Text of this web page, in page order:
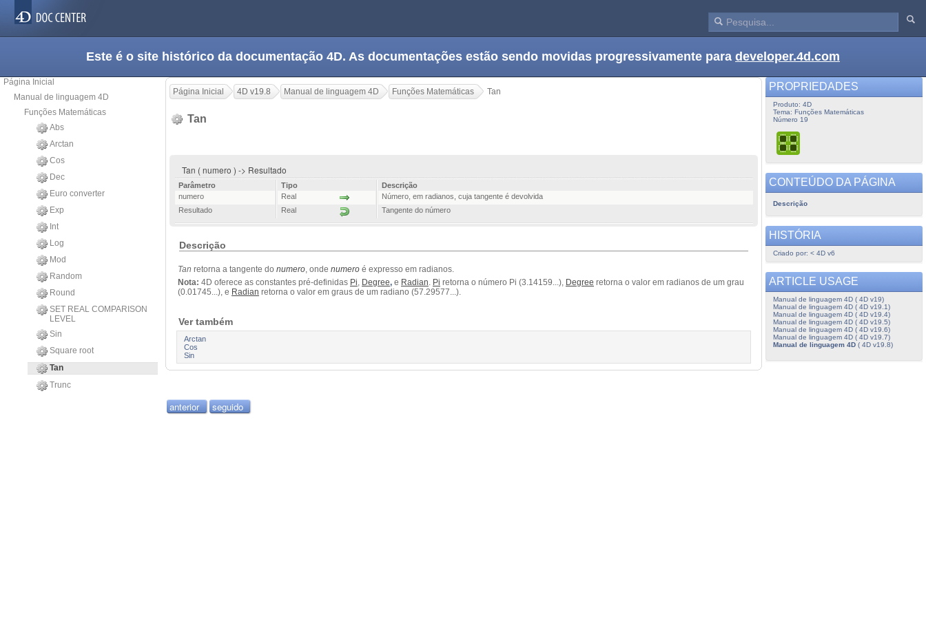
Este é o site histórico da documentação 4D. As documentações estão sendo movidas progressivamente para developer.4d.com
Página Inicial
Manual de linguagem 4D
Funções Matemáticas
Abs
Arctan
Cos
Dec
Euro converter
Exp
Int
Log
Mod
Random
Round
SET REAL COMPARISON
LEVEL
Sin
Square root
Tan
Trunc
Página Inicial 4D v19.8 Manual de linguagem 4D Funções Matemáticas Tan
Tan
Tan ( numero ) -> Resultado
Parâmetro Tipo
Descrição
numero
Real
Número, em radianos, cuja tangente é devolvida
Resultado
Real Tangente do número
Descrição
Tan retorna a tangente do numero, onde numero é expresso em radianos.
Nota: 4D oferece as constantes pré-definidas Pi, Degree, e Radian. Pi retorna o número Pi (3.14159...), Degree retorna o valor em radianos de um grau
(0.01745...), e Radian retorna o valor em graus de um radiano (57.29577...).
Ver também
Arctan
Cos
Sin
anterior seguido
PROPRIEDADES
Produto: 4D
Tema: Funções Matemáticas
Número 19
CONTEÚDO DA PÁGINA
Descrição
HISTÓRIA
Criado por: < 4D v6
ARTICLE USAGE
Manual de linguagem 4D ( 4D v19)
Manual de linguagem 4D ( 4D v19.1)
Manual de linguagem 4D ( 4D v19.4)
Manual de linguagem 4D ( 4D v19.5)
Manual de linguagem 4D ( 4D v19.6)
Manual de linguagem 4D ( 4D v19.7)
Manual de linguagem 4D( 4D v19.8)